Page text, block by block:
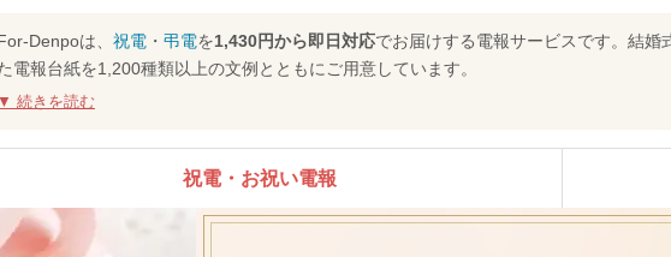
Denpoは、 祝電 ・ 弔電を1,430円から即日対応でお届けする電報サービスです。結婚
電報台紙を1,200種類以上の文例とともにご用意しています。
続きを読む
祝電・お祝い電報